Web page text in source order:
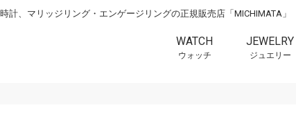
時計、マリッジリング・エンゲージリングの正規販売店「MICHIMATA」
WATCH
ウォッチ
JEWELRY
ジュエリー